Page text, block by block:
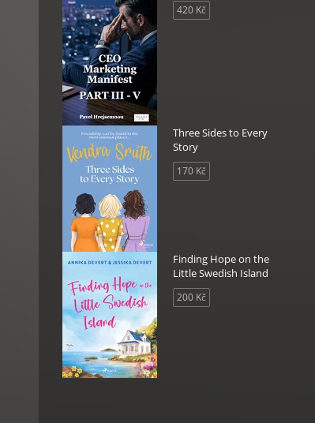
420 Kč
Three Sides to Every
Story
170 Kč
Finding Hope on the
Little Swedish Island
200 Kč